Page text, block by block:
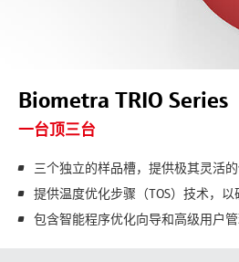
Biometra TRIO Series
一台顶三台
三个独立的样品槽，提供极其灵活
提供温度优化步骤（TOS）技术，
包含智能程序优化向导和高级用户